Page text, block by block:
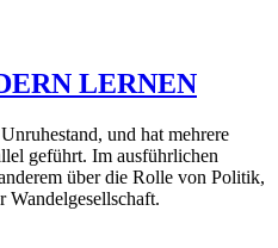
LERNEN
und hat mehrere
geführt. Im ausführlichen
über die Rolle von Politik,
Wandelgesellschaft.